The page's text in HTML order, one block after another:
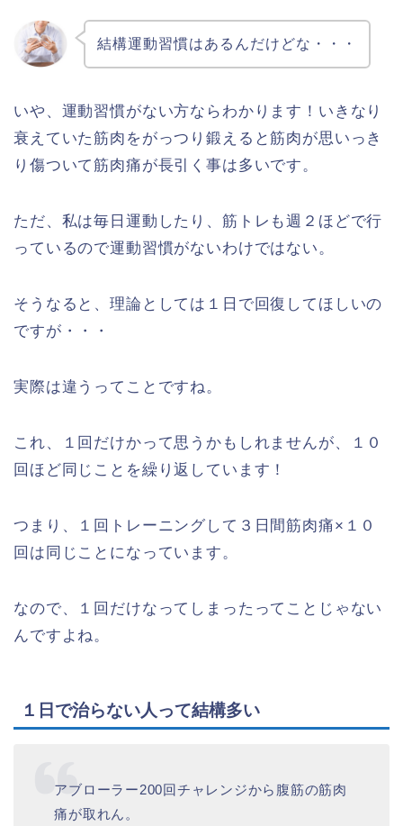
結構運動習慣はあるんだけどな・・・
いや、運動習慣がない方ならわかります！いきなり
衰えていた筋肉をがっつり鍛えると筋肉が思いっき
り傷ついて筋肉痛が長引く事は多いです。
ただ、私は毎日運動したり、筋トレも週２ほどで行
っているので運動習慣がないわけではない。
そうなると、理論としては１日で回復してほしいの
ですが・・・
実際は違うってことですね。
これ、１回だけかって思うかもしれませんが、１０
回ほど同じことを繰り返しています！
つまり、１回トレーニングして３日間筋肉痛×１０
回は同じことになっています。
なので、１回だけなってしまったってことじゃない
んですよね。
１日で治らない人って結構多い
アブローラー200回チャレンジから腹筋の筋肉
痛が取れん。